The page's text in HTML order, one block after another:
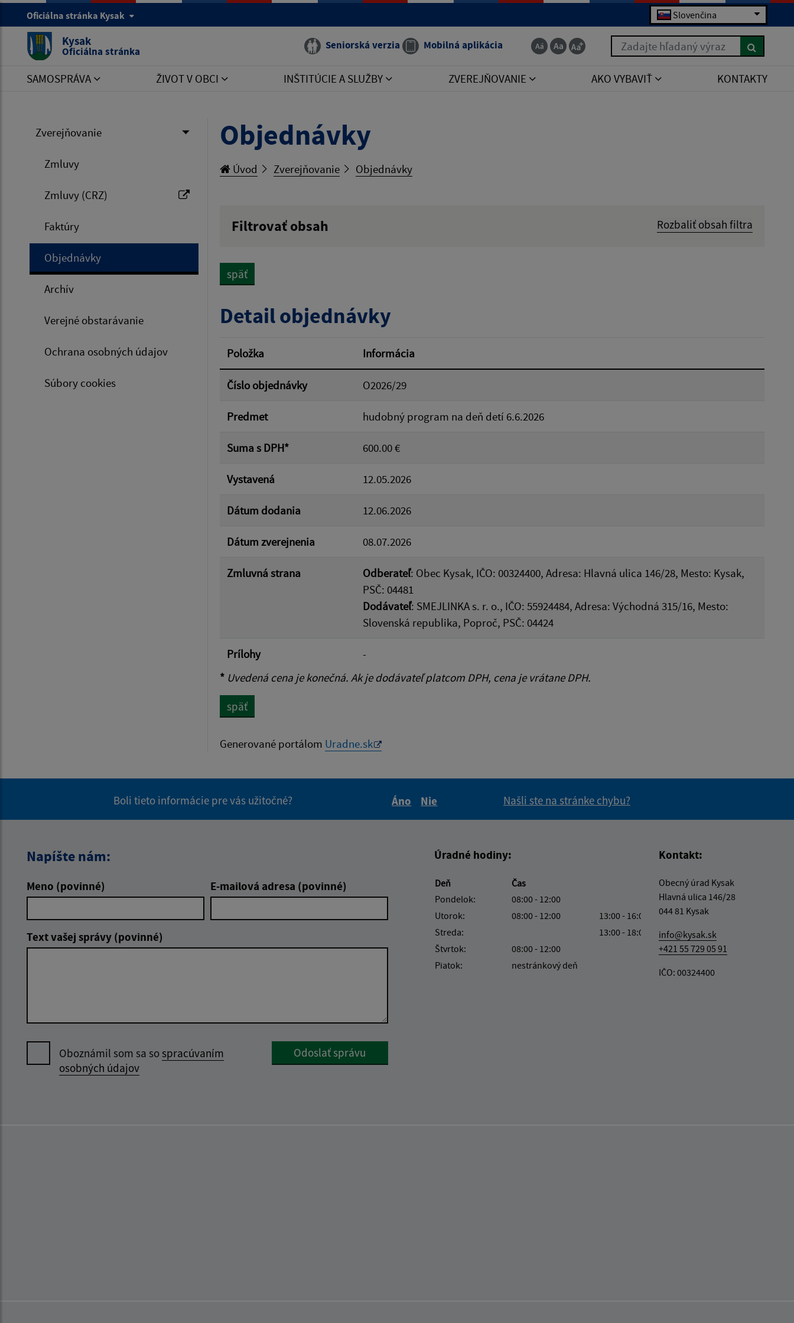
Oficiálna stránka Kysak Slovenčina
Kysak
Oficiálna stránka Seniorská verzia Mobilná aplikácia Zadajte hľadaný výraz
SAMOSPRÁVA ŽIVOT V OBCI INŠTITÚCIE A SLUŽBY ZVEREJŇOVANIE AKO VYBAVIŤ KONTAKTY
Zverejňovanie
Zmluvy
Zmluvy (CRZ)
Faktúry
Objednávky
Archív
Verejné obstarávanie
Ochrana osobných údajov
Súbory cookies
Objednávky
Úvod Zverejňovanie Objednávky
Filtrovať obsah
Rozbaliť obsah filtra
Suma od:
Filtrovať
späť
Detail objednávky
Položka Informácia
Číslo objednávky O2026/29
Predmet hudobný program na deň detí 6.6.2026
Suma s DPH* 600.00 €
Vystavená 12.05.2026
Dátum dodania 12.06.2026
Dátum zverejnenia 08.07.2026
Zmluvná strana Odberateľ: Obec Kysak, IČO: 00324400, Adresa: Hlavná ulica 146/28, Mesto: Kysak,
PSČ: 04481
Dodávateľ: SMEJLINKA s. r. o., IČO: 55924484, Adresa: Východná 315/16, Mesto:
Slovenská republika, Poproč, PSČ: 04424
Prílohy
-
* Uvedená cena je konečná. Ak je dodávateľ platcom DPH, cena je vrátane DPH.
späť
Generované portálom Uradne.sk
Boli tieto informácie pre vás užitočné?
Áno
Nie
Našli ste na stránke chybu?
Napíšte nám:
Meno (povinné) E-mailová adresa (povinné)
Text vašej správy (povinné)
Oboznámil som sa sospracúvaním
osobných údajov
Google reCaptcha Response
Odoslať správu
Úradné hodiny:
Deň
Čas
Pondelok:
08:00 - 12:00
Utorok:
08:00 - 12:00
13:00 - 16:00
Streda:
13:00 - 18:00
Štvrtok:
08:00 - 12:00
Piatok:
nestránkový deň
Kontakt:
Obecný úrad Kysak
Hlavná ulica 146/28
044 81 Kysak
info@kysak.sk
+421 55 729 05 91
IČO: 00324400